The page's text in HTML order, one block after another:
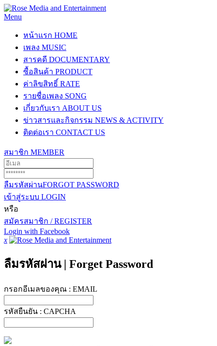
Menu
หน้าแรก HOME
เพลง MUSIC
สารคดี DOCUMENTARY
ซื้อสินค้า PRODUCT
ค่าลิขสิทธิ์ RATE
รายชื่อเพลง SONG
เกี่ยวกับเรา ABOUT US
ข่าวสารและกิจกรรม NEWS & ACTIVITY
ติดต่อเรา CONTACT US
สมาชิก MEMBER
ลืมรหัสผ่านFORGOT PASSWORD
เข้าสู่ระบบ LOGIN
หรือ
สมัครสมาชิก / REGISTER
Login with Facebook
x
ลืมรหัสผ่าน | Forget Password
กรอกอีเมลของคุณ : EMAIL
รหัสยืนยัน : CAPCHA